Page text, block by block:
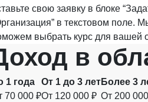
свою заявку в блоке
в текстовом поле.
выбрать курс для вашей
в
1 года
70 000 ₽
От 1 до 3 лет
От 120 000 ₽
Более 3
От 200